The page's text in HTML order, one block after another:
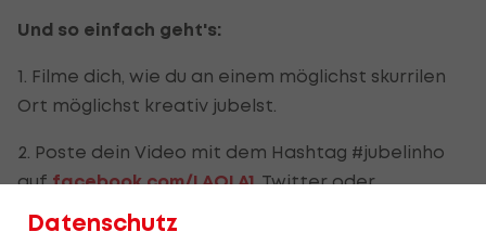
Und so einfach geht's:
1. Filme dich, wie du an einem möglichst skurrilen
Ort möglichst kreativ jubelst.
2. Poste dein Video mit dem Hashtag #jubelinho
auffacebook.com/LAOLA1, Twitter oder
Instagram.
Datenschutz